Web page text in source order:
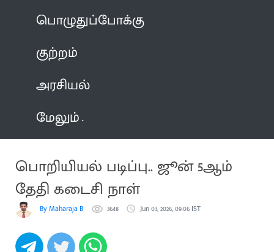
பொழுதுப்போக்கு
குற்றம்
அரசியல்
மேலும்
பொறியியல் படிப்பு.. ஜூன் 5ஆம்
தேதி கடைசி நாள்
By Maharaja B 3648 Jun 03, 2026, 09:06 IST